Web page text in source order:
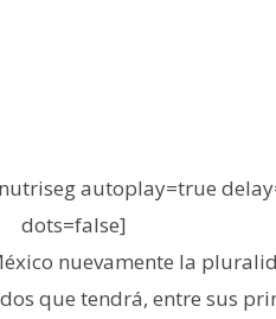
autoplay=true
dots=false]
nuevamente la
que tendrá, entre sus